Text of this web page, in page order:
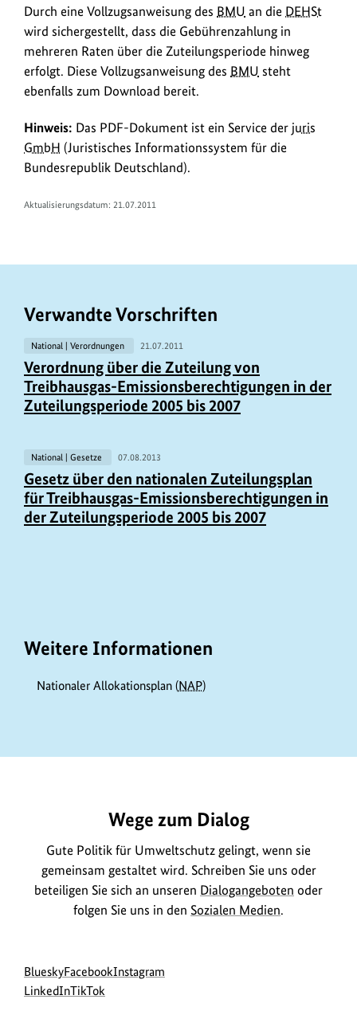
Durch eine Vollzugsanweisung des BMU an die DEHSt
wird sichergestellt, dass die Gebührenzahlung in
mehreren Raten über die Zuteilungsperiode hinweg
erfolgt. Diese Vollzugsanweisung des BMU steht
ebenfalls zum Download bereit.
Hinweis: Das PDF-Dokument ist ein Service der juris
GmbH (Juristisches Informationssystem für die
Bundesrepublik Deutschland).
Aktualisierungsdatum: 21.07.2011
Verwandte Vorschriften
National | Verordnungen 21.07.2011
Verordnung über die Zuteilung von
Treibhausgas-Emissionsberechtigungen in der
Zuteilungsperiode 2005 bis 2007
National | Gesetze 07.08.2013
Gesetz über den nationalen Zuteilungsplan
für Treibhausgas-Emissionsberechtigungen in
der Zuteilungsperiode 2005 bis 2007
Weitere Informationen
Nationaler Allokationsplan (NAP)
Wege zum Dialog
Gute Politik für Umweltschutz gelingt, wenn sie
gemeinsam gestaltet wird. Schreiben Sie uns oder
beteiligen Sie sich an unseren Dialogangeboten oder
folgen Sie uns in den Sozialen Medien.
Social
Media
Blueskyzur
Bluesky-
Facebookzur
Instagram
LinkedInzur
zur
TikTok